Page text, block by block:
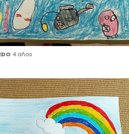
4 años